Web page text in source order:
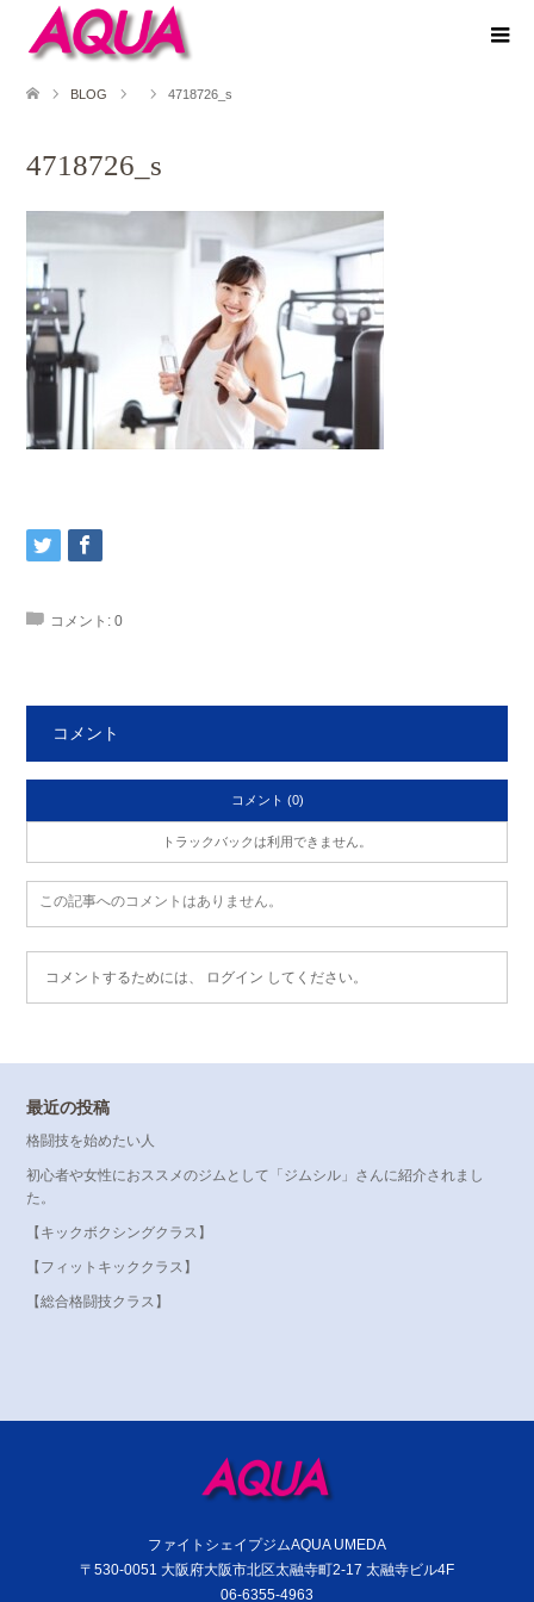
BLOG 4718726_s
4718726_s
コメント: 0
コメント
コメント (0)
トラックバックは利用できません。
この記事へのコメントはありません。
コメントするためには、 ログイン してください。
最近の投稿
格闘技を始めたい人
初心者や女性におススメのジムとして「ジムシル」さんに紹介されまし
た。
【キックボクシングクラス】
【フィットキッククラス】
【総合格闘技クラス】
ファイトシェイプジムAQUA UMEDA
〒530-0051 大阪府大阪市北区太融寺町2-17 太融寺ビル4F
06-6355-4963